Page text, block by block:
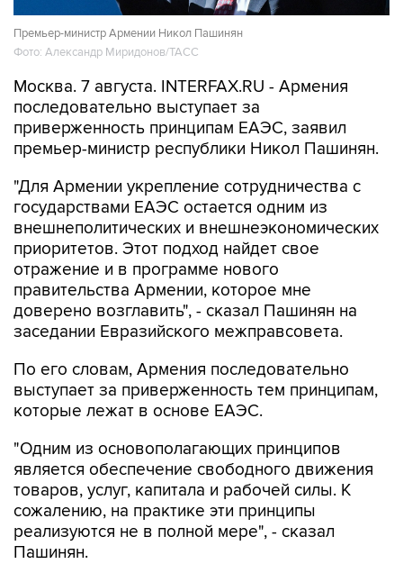
Премьер-министр Армении Никол Пашинян
Фото: Александр Миридонов/ТАСС
Москва. 7 августа. INTERFAX.RU - Армения
последовательно выступает за
приверженность принципам ЕАЭС, заявил
премьер-министр республики Никол Пашинян.
"Для Армении укрепление сотрудничества с
государствами ЕАЭС остается одним из
внешнеполитических и внешнеэкономических
приоритетов. Этот подход найдет свое
отражение и в программе нового
правительства Армении, которое мне
доверено возглавить", - сказал Пашинян на
заседании Евразийского межправсовета.
По его словам, Армения последовательно
выступает за приверженность тем принципам,
которые лежат в основе ЕАЭС.
"Одним из основополагающих принципов
является обеспечение свободного движения
товаров, услуг, капитала и рабочей силы. К
сожалению, на практике эти принципы
реализуются не в полной мере", - сказал
Пашинян.